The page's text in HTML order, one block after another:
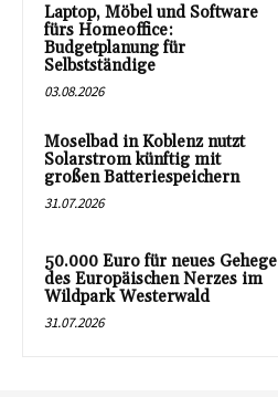
Laptop, Möbel und Software
fürs Homeoffice:
Budgetplanung für
Selbstständige
03.08.2026
Moselbad in Koblenz nutzt
Solarstrom künftig mit
großen Batteriespeichern
31.07.2026
50.000 Euro für neues Gehege
des Europäischen Nerzes im
Wildpark Westerwald
31.07.2026